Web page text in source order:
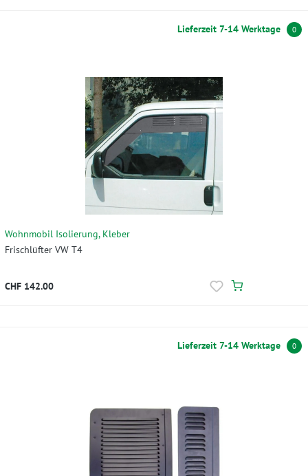
Lieferzeit 7-14 Werktage 0
Wohnmobil Isolierung, Kleber
Frischlüfter VW T4
CHF 142.00
Lieferzeit 7-14 Werktage 0